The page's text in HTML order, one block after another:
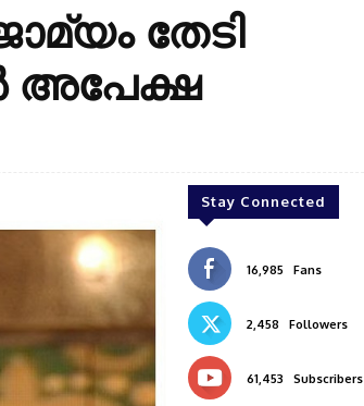
തേടി
അപേക്ഷ
Stay Connected
16,985 Fans
2,458 Followers
61,453 Subscribers